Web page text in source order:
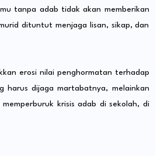
tanpa adab tidak akan memberikan
dituntut menjaga lisan, sikap, dan
erosi nilai penghormatan terhadap
harus dijaga martabatnya, melainkan
krisis adab di sekolah, di